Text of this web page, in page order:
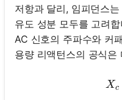
저항과 달리, 임피던스
유도 성분 모두를 고려
AC 신호의 주파수와 커
용량 리액턴스의 공식은
Xc